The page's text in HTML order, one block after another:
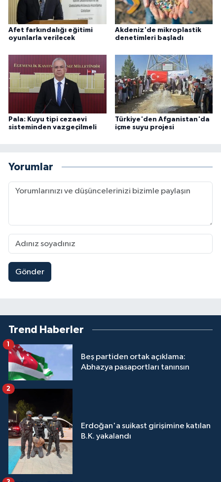
Afet farkındalığı eğitimi
oyunlarla verilecek
Akdeniz'de mikroplastik
denetimleri başladı
Pala: Kuyu tipi cezaevi
sisteminden vazgeçilmeli
Türkiye'den Afganistan'da
içme suyu projesi
Yorumlar
Gönder
Trend Haberler
Beş partiden ortak açıklama:
Abhazya pasaportları tanınsın
1
Erdoğan'a suikast girişimine katılan
B.K. yakalandı
2